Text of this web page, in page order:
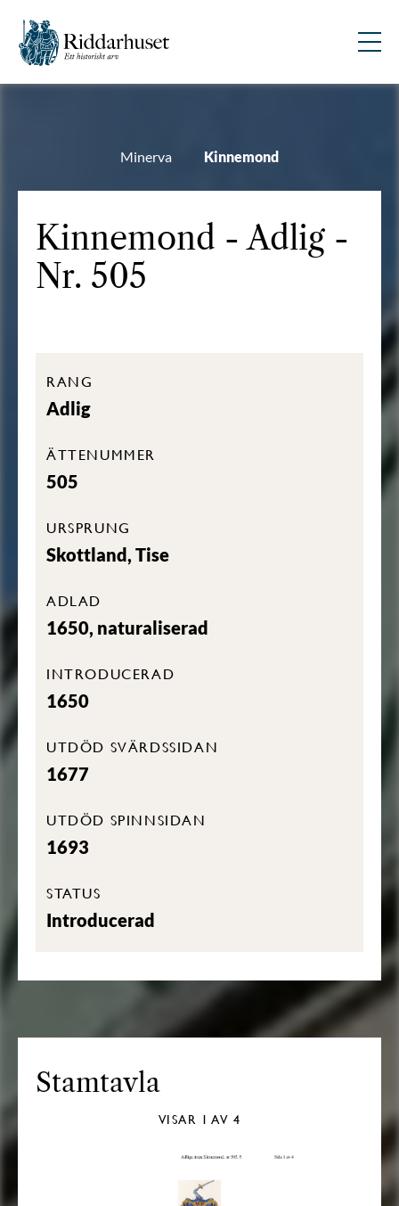
Minerva Kinnemond
Kinnemond - Adlig -
Nr. 505
RANG
Adlig
ÄTTENUMMER
505
URSPRUNG
Skottland, Tise
ADLAD
1650, naturaliserad
INTRODUCERAD
1650
UTDÖD SVÄRDSSIDAN
1677
UTDÖD SPINNSIDAN
1693
STATUS
Introducerad
Stamtavla
VISAR 1 AV 4